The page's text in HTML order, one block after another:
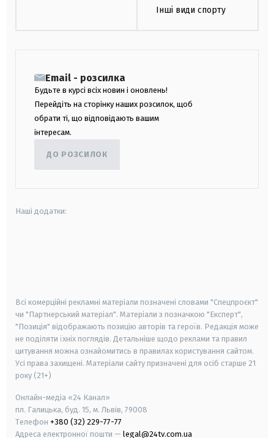
Інші види спорту
Email - розсилка
Будьте в курсі всіх новин і оновлень!
Перейдіть на сторінку наших розсилок, щоб
обрати ті, що відповідають вашим
інтересам.
ДО РОЗСИЛОК
Наші додатки:
Всі комерційні рекламні матеріали позначені словами "Спецпроєкт"
чи "Партнерський матеріал". Матеріали з позначкою "Експерт",
"Позиція" відображають позицію авторів та героїв. Редакція може
не поділяти їхніх поглядів. Детальніше щодо реклами та правил
цитування можна ознайомитись в правилах користування сайтом.
Усі права захищені. Матеріали сайту призначені для осіб старше 21
року (21+)
Онлайн-медіа «24 Канал»
пл. Галицька, буд. 15, м. Львів, 79008
Телефон +380 (32) 229-77-77
Адреса електронної пошти — legal@24tv.com.ua